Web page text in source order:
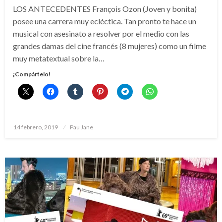
LOS ANTECEDENTES François Ozon (Joven y bonita)
posee una carrera muy ecléctica. Tan pronto te hace un
musical con asesinato a resolver por el medio con las
grandes damas del cine francés (8 mujeres) como un filme
muy metatextual sobre la…
¡Compártelo!
Publicado
14 febrero, 2019 Pau Jane